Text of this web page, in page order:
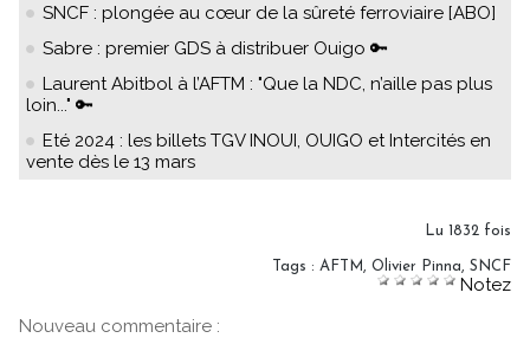
SNCF : plongée au cœur de la sûreté ferroviaire [ABO]
Sabre : premier GDS à distribuer Ouigo 🔑
Laurent Abitbol à l’AFTM : "Que la NDC, n’aille pas plus
loin..." 🔑
Eté 2024 : les billets TGV INOUI, OUIGO et Intercités en
vente dès le 13 mars
Lu 1832 fois
Tags : AFTM Olivier Pinna SNCF
Notez
Nouveau commentaire :